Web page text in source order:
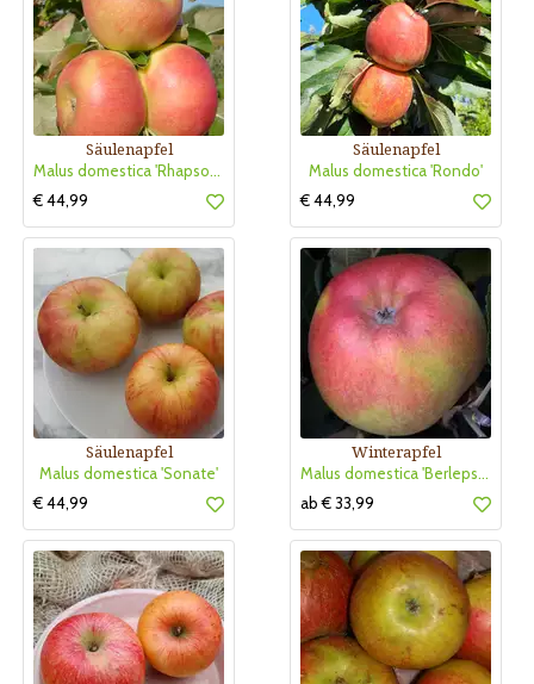
Säulenapfel
Malus domestica 'Rhapsodie'
€ 44,99
Säulenapfel
Malus domestica 'Rondo'
€ 44,99
Säulenapfel
Malus domestica 'Sonate'
€ 44,99
Winterapfel
Malus domestica 'Berlepsch Gold Renette'
ab € 33,99